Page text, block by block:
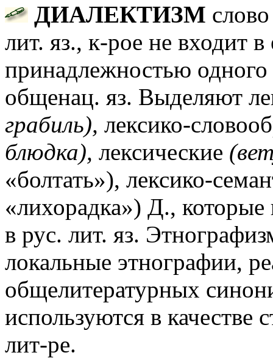
ДИАЛЕКТИЗМ
лит. яз., к-рое не входит в
принадлежностью одного
общенац. яз. Выделяют
грабиль), лексико-
блюдка), лексические
«болтать»), лексико-
«лихорадка») Д.,
в рус. лит. яз.
локальные этнографии,
общелитературных
используются в качестве
лит-ре.